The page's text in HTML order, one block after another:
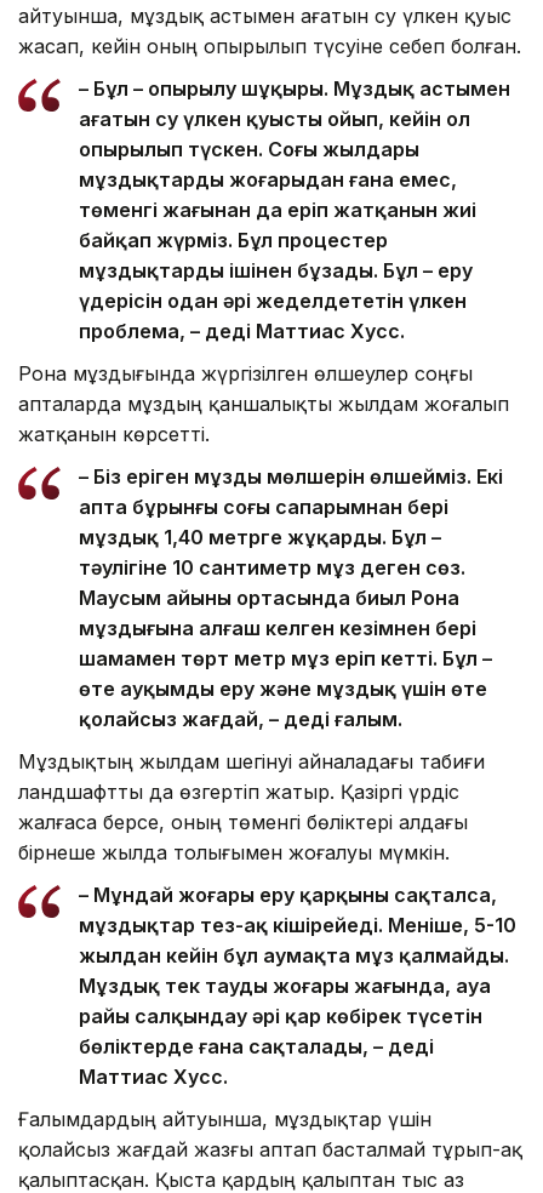
айтуынша, мұздық астымен ағатын су үлкен қуыс
жасап, кейін оның опырылып түсуіне себеп болған.
– Бұл – опырылу шұңқыры. Мұздық астымен
ағатын су үлкен қуысты ойып, кейін ол
опырылып түскен. Соңғы жылдары
мұздықтардың жоғарыдан ғана емес,
төменгі жағынан да еріп жатқанын жиі
байқап жүрміз. Бұл процестер
мұздықтарды ішінен бұзады. Бұл – еру
үдерісін одан әрі жеделдететін үлкен
проблема, – деді Маттиас Хусс.
Рона мұздығында жүргізілген өлшеулер соңғы
апталарда мұздың қаншалықты жылдам жоғалып
жатқанын көрсетті.
– Біз еріген мұздың мөлшерін өлшейміз. Екі
апта бұрынғы соңғы сапарымнан бері
мұздық 1,40 метрге жұқарды. Бұл –
тәулігіне 10 сантиметр мұз деген сөз.
Маусым айының ортасында биыл Рона
мұздығына алғаш келген кезімнен бері
шамамен төрт метр мұз еріп кетті. Бұл –
өте ауқымды еру және мұздық үшін өте
қолайсыз жағдай, – деді ғалым.
Мұздықтың жылдам шегінуі айналадағы табиғи
ландшафтты да өзгертіп жатыр. Қазіргі үрдіс
жалғаса берсе, оның төменгі бөліктері алдағы
бірнеше жылда толығымен жоғалуы мүмкін.
– Мұндай жоғары еру қарқыны сақталса,
мұздықтар тез-ақ кішірейеді. Меніңше, 5-10
жылдан кейін бұл аумақта мұз қалмайды.
Мұздық тек таудың жоғары жағында, ауа
райы салқындау әрі қар көбірек түсетін
бөліктерде ғана сақталады, – деді
Маттиас Хусс.
Ғалымдардың айтуынша, мұздықтар үшін
қолайсыз жағдай жазғы аптап басталмай тұрып-ақ
қалыптасқан. Қыста қардың қалыптан тыс аз